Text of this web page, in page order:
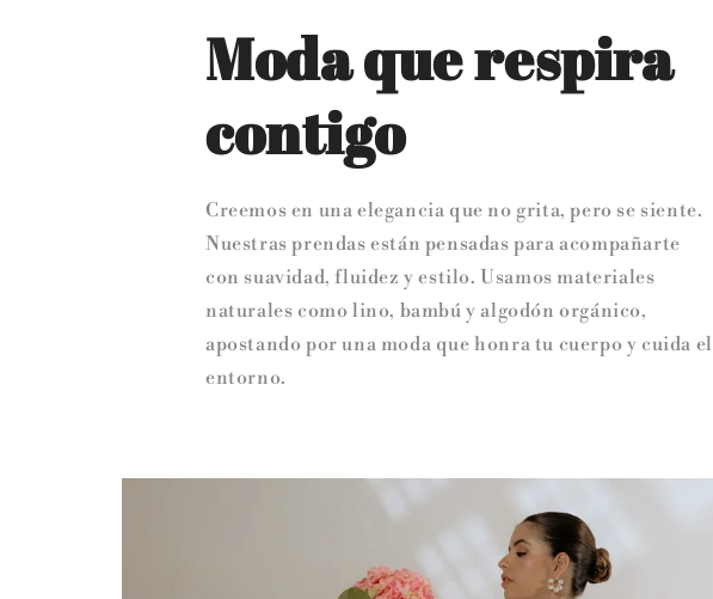
Moda que respira
contigo
Creemos en una elegancia que no grita, pero se siente.
Nuestras prendas están pensadas para acompañarte
con suavidad, fluidez y estilo. Usamos materiales
naturales como lino, bambú y algodón orgánico,
apostando por una moda que honra tu cuerpo y cuida el
entorno.